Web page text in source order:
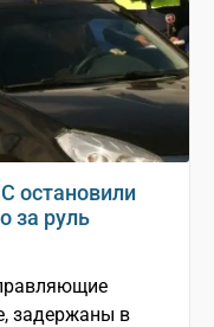
остановили
за руль
задержаны в